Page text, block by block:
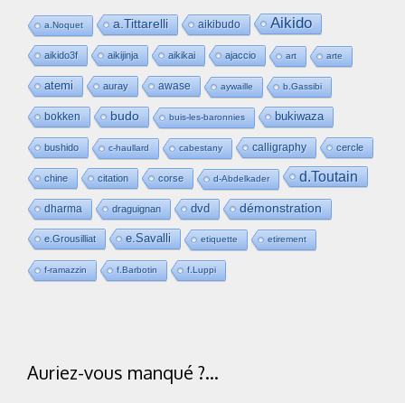
a.Noquet a.Tittarelli aikibudo Aikido
aikido3f aikijinja aikikai ajaccio art arte
atemi auray awase aywaille b.Gassibi
bokken budo buis-les-baronnies bukiwaza
bushido c-haullard cabestany calligraphy cercle
chine citation corse d-Abdelkader d.Toutain
dharma draguignan dvd démonstration
e.Grousilliat e.Savalli etiquette etirement
f-ramazzin f.Barbotin f.Luppi
Auriez-vous manqué ?…